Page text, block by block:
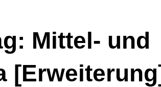
Mittel- und